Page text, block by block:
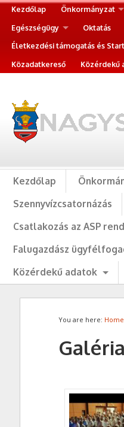
Kezdőlap Önkormányzat
Egészségügy
Oktatás
Életkezdési támogatás és
Közadatkereső
Közérdekű
Kezdőlap
Szennyvízcsatornázás
Csatlakozás az ASP
Falugazdász
Közérdekű adatok
You are here: Home
Galéria